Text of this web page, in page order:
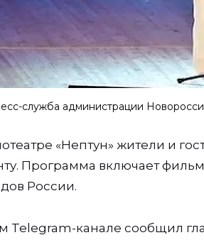
служба администрации
«Нептун» жители и
Программа включает
России.
Telegram-канале сообщил